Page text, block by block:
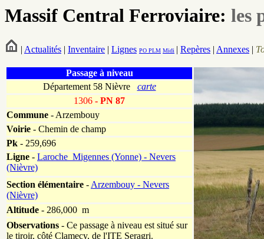
Massif Central Ferroviaire: les
| Actualités | Inventaire | Lignes PO PLM Midi | Repères | Annexes |
Passage à niveau
Département 58 Nièvre carte
1306 - PN 87
Commune - Arzembouy
Voirie - Chemin de champ
Pk - 259,696
Ligne - Laroche_Migennes (Yonne) - Nevers
(Nièvre)
Section élémentaire -Arzembouy - Nevers
(Nièvre)
Altitude - 286,000 m
Observations - Ce passage à niveau est situé sur
le tiroir, côté Clamecy, de l'ITE Seragri.